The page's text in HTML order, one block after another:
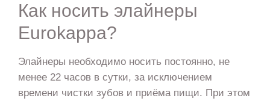
Как носить элайнеры
Eurokappa?
Элайнеры необходимо носить постоянно, не
менее 22 часов в сутки, за исключением
времени чистки зубов и приёма пищи. При этом